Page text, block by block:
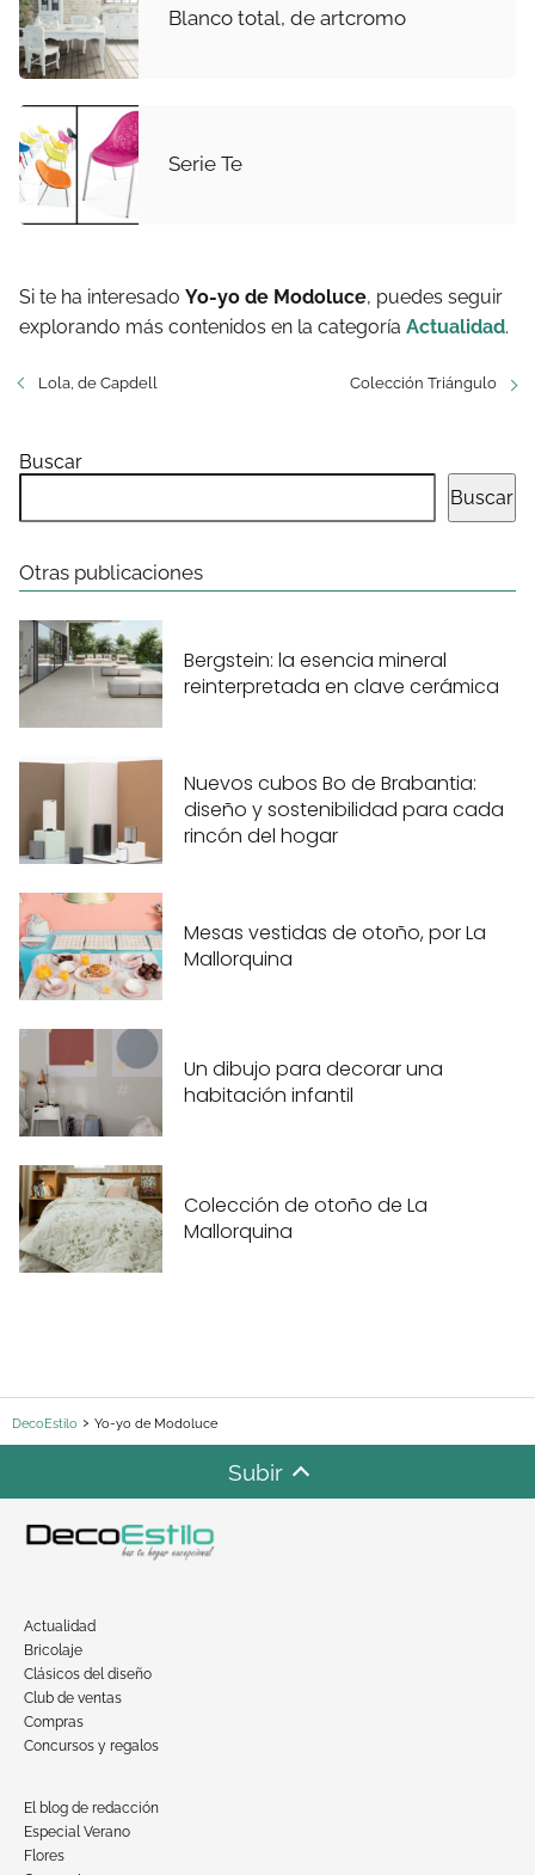
Blanco total, de artcromo
Serie Te
Si te ha interesado Yo-yo de Modoluce, puedes seguir
explorando más contenidos en la categoría Actualidad.
Lola, de Capdell Colección Triángulo
Buscar
Buscar
Otras publicaciones
Bergstein: la esencia mineral
reinterpretada en clave cerámica
Nuevos cubos Bo de Brabantia:
diseño y sostenibilidad para cada
rincón del hogar
Mesas vestidas de otoño, por La
Mallorquina
Un dibujo para decorar una
habitación infantil
Colección de otoño de La
Mallorquina
DecoEstilo Yo-yo de Modoluce
Subir
Actualidad
Bricolaje
Clásicos del diseño
Club de ventas
Compras
Concursos y regalos
El blog de redacción
Especial Verano
Flores